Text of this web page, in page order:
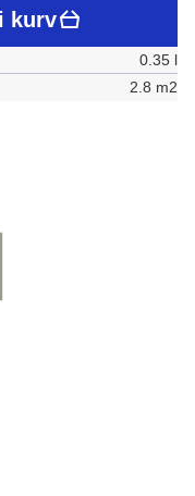
kurv
0.35 l
2.8 m2